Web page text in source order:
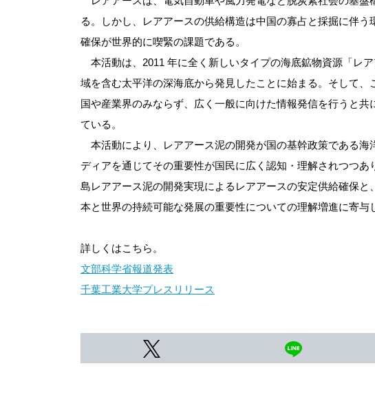
る。しかし、レアアースの供給構造は中国の寡占と採掘に伴
確保が世界的に喫緊の課題である。
本活動は、2011 年に全く新しいタイプの海底鉱物資源「レ
域を含む太平洋の深海底から発見したことに始まる。そして
国や産業界のみならず、広く一般に向けた情報発信を行うと
ている。
本活動により、レアアース泥の開発が国の基幹政策である海
ディアを通じてその重要性が国民に広く認知・理解されつつ
島レアアース泥の開発実現によるレアアースの安定供給確保
本と世界の持続可能な発展の重要性についての理解増進に寄与
詳しくはこちら。
文部科学省報道発表
千葉工業大学プレスリリース